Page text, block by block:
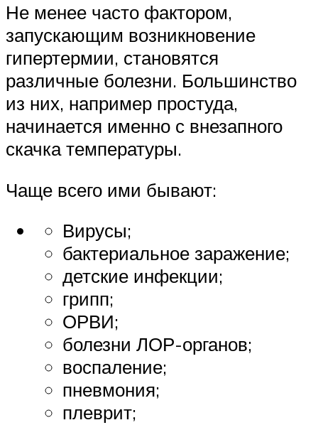
Не менее часто фактором,
запускающим возникновение
гипертермии, становятся
различные болезни. Большинство
из них, например простуда,
начинается именно с внезапного
скачка температуры.
Чаще всего ими бывают:
Вирусы;
бактериальное заражение;
детские инфекции;
грипп;
ОРВИ;
болезни ЛОР-органов;
воспаление;
пневмония;
плеврит;